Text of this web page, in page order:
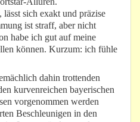
sich exakt und präzise
ist straff, aber nicht
habe ich gut auf meine
können. Kurzum: ich fühle
dahin trottenden
kurvenreichen bayerischen
vorgenommen werden
Beschleunigen in den